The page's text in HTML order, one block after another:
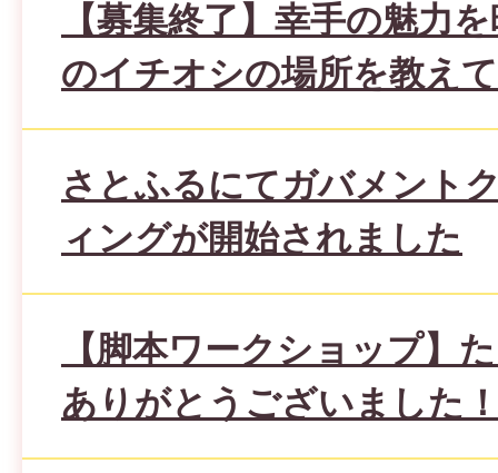
【募集終了】幸手の魅力
のイチオシの場所を教え
さとふるにてガバメント
ィングが開始されました
【脚本ワークショップ】
ありがとうございました